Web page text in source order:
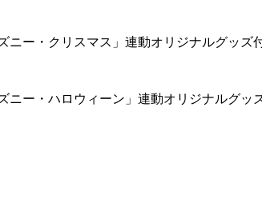
ー・クリスマス」連動オリジナルグッズ
ー・ハロウィーン」連動オリジナルグッ